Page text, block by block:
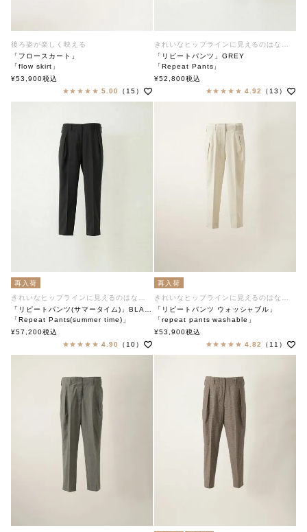
後ろ姿が楽しく映える
「フロースカート」
「flow skirt」
soutiencollar（ステンカラー）
¥53,900税込
5.00
（15）
「リピートパンツ」GREY
「Repeat Pants」
soutiencollar（ステンカラー）
¥52,800税込
4.92
（13）
再入荷
「Repeat Pants(summer time)」
soutiencollar（ステンカラー）
¥57,200税込
4.90
（10）
再入荷
「リピートパンツ ウォッシャブル」
「repeat pants washable」
soutiencollar（ステンカラー）
¥53,900税込
4.82
（11）